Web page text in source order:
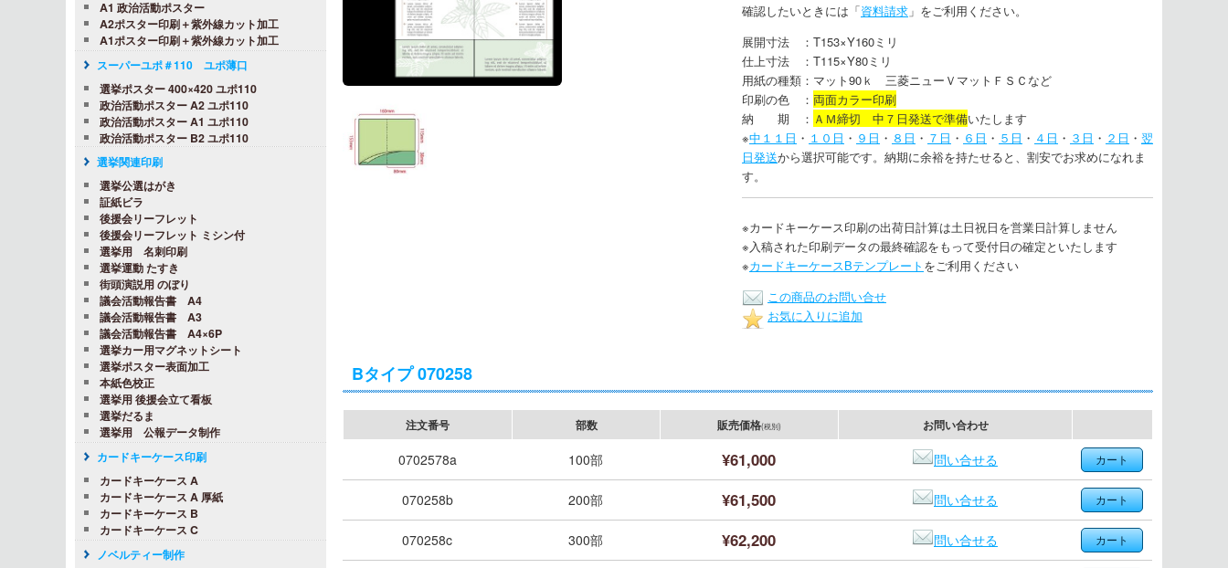
確認したいときには「資料請求 」をご利用ください。
展開寸法 ：T153×Y160ミリ
仕上寸法 ：T115×Y80ミリ
用紙の種類：マット90ｋ 三菱ニューＶマットＦＳＣなど
印刷の色 ： 両面カラー印刷
納 期 ： ＡＭ締切 中７日発送で準備いたします
※中１１日 ・ １０日 ・ ９日 ・ ８日 ・ ７日 ・ ６日 ・ ５日 ・ ４日 ・ ３日 ・ ２日 ・ 翌
日発送から選択可能です。納期に余裕を持たせると、割安でお求めになれま
す。
※カードキーケース印刷の出荷日計算は土日祝日を営業日計算しません
※入稿された印刷データの最終確認をもって受付日の確定といたします
※カードキーケースBテンプレート をご利用ください
この商品のお問い合せ
お気に入りに追加
Bタイプ 070258
注文番号 部数 販売価格(税別) お問い合わせ
0702578a 100部 ¥61,000 問い合せる
070258b 200部 ¥61,500 問い合せる
070258c 300部 ¥62,200 問い合せる
A1 政治活動ポスター
A2ポスター印刷＋紫外線カット加工
A1ポスター印刷＋紫外線カット加工
スーパーユポ＃110 ユポ薄口
選挙ポスター 400×420 ユポ110
政治活動ポスター A2 ユポ110
政治活動ポスター A1 ユポ110
政治活動ポスター B2 ユポ110
選挙関連印刷
選挙公選はがき
証紙ビラ
後援会リーフレット
後援会リーフレット ミシン付
選挙用 名刺印刷
選挙運動 たすき
街頭演説用 のぼり
議会活動報告書 A4
議会活動報告書 A3
議会活動報告書 A4×6P
選挙カー用マグネットシート
選挙ポスター表面加工
本紙色校正
選挙用 後援会立て看板
選挙だるま
選挙用 公報データ制作
カードキーケース印刷
カードキーケース A
カードキーケース A 厚紙
カードキーケース B
カードキーケース C
ノベルティー制作